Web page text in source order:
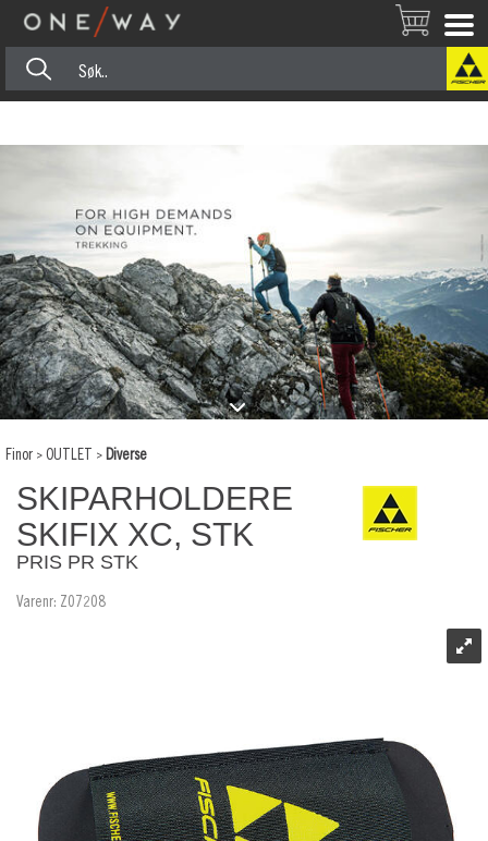
Finor>OUTLET>Diverse
SKIPARHOLDERE
SKIFIX XC, STK
PRIS PR STK
Varenr: Z07208